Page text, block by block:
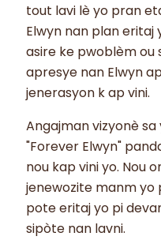
tout lavi lè yo pran
Elwyn nan plan eritaj
asire ke pwoblèm ou
apresye nan Elwyn
jenerasyon k ap vini.
Angajman vizyonè
"Forever Elwyn"
nou kap vini yo. Nou
jenewozite manm yo
pote eritaj yo pi
sipòte nan lavni.